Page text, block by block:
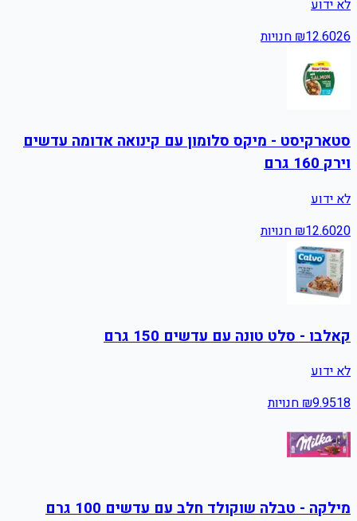
לא ידוע
₪12.6026 חנויות
סטארקיסט - מיקס סלומון עם קינואה אדומה עדשים
וירק 160 גרם
לא ידוע
₪12.6020 חנויות
קאלבו - סלט טונה עם עדשים 150 גרם
לא ידוע
₪9.9518 חנויות
מילקה - טבלה שוקולד חלב עם עדשים 100 גרם